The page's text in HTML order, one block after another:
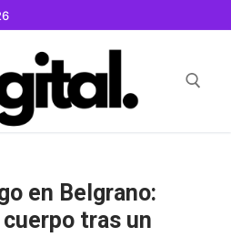
en Belgrano:
tras un